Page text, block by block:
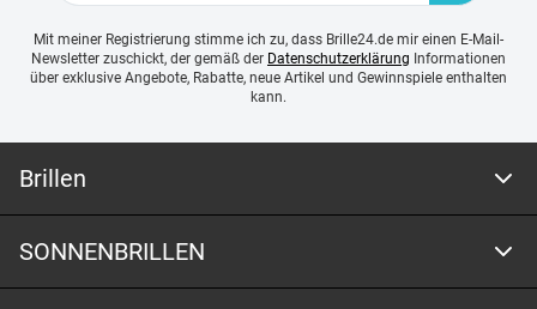
Mit meiner Registrierung stimme ich zu, dass Brille24.de mir einen E-Mail-
Newsletter zuschickt, der gemäß der Datenschutzerklärung Informationen
über exklusive Angebote, Rabatte, neue Artikel und Gewinnspiele enthalten
kann.
Brillen
SONNENBRILLEN